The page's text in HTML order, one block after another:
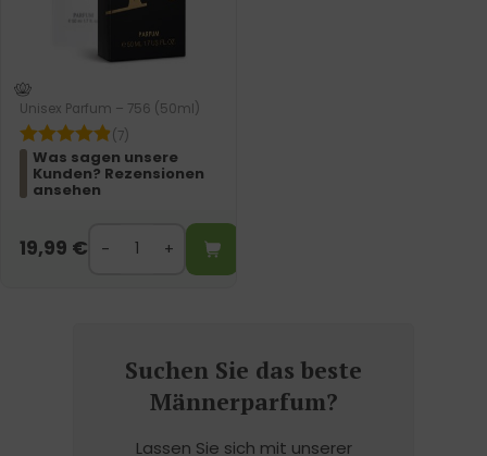
Unisex Parfum – 756 (50ml)
(7)
Was sagen unsere
Kunden? Rezensionen
ansehen
19,99 €
Suchen Sie das beste
Männerparfum?
Lassen Sie sich mit unserer